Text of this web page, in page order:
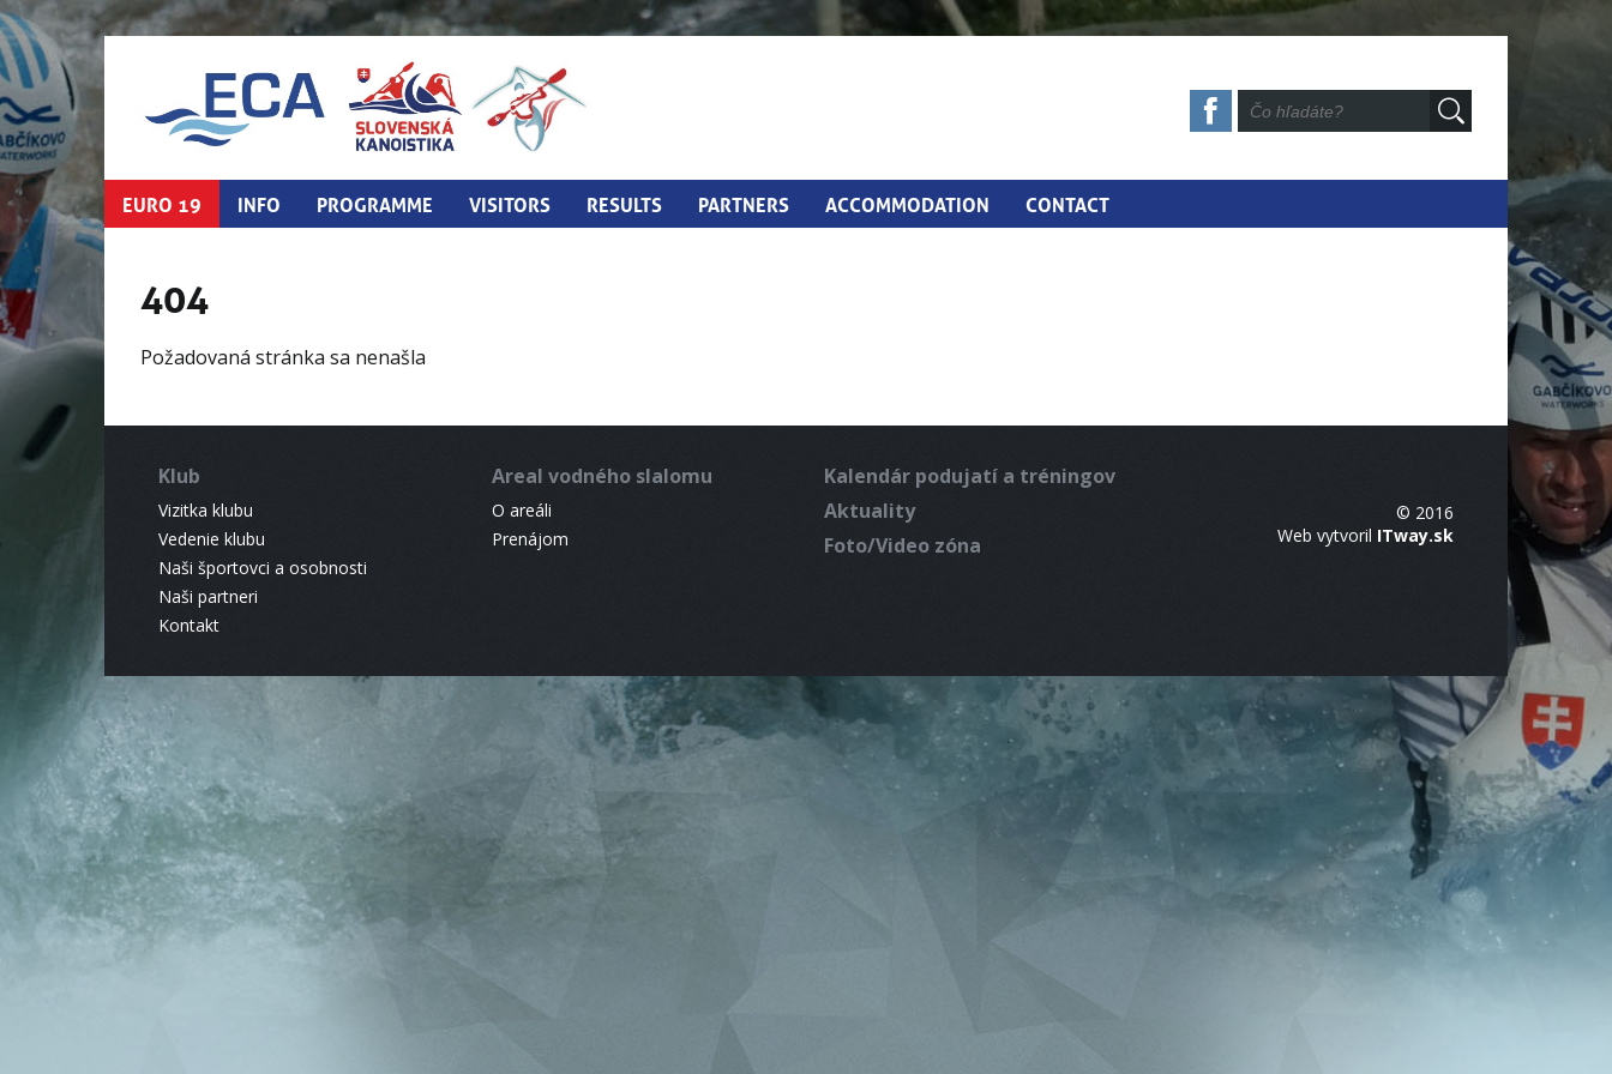
EURO 19 INFO PROGRAMME VISITORS RESULTS PARTNERS ACCOMMODATION CONTACT
404
Požadovaná stránka sa nenašla
Klub
Vizitka klubu
Vedenie klubu
Naši športovci a osobnosti
Naši partneri
Kontakt
Areal vodného slalomu
O areáli
Prenájom
Kalendár podujatí a tréningov
Aktuality
Foto/Video zóna
© 2016
Web vytvoril ITway.sk